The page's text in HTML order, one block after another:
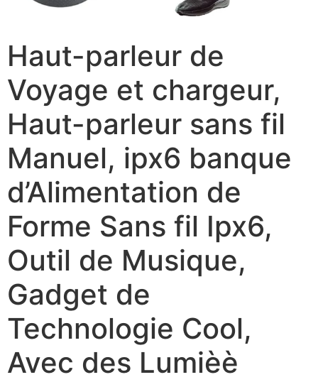
Haut-parleur de
Voyage et chargeur,
Haut-parleur sans fil
Manuel, ipx6 banque
d’Alimentation de
Forme Sans fil Ipx6,
Outil de Musique,
Gadget de
Technologie Cool,
Avec des Lumièè